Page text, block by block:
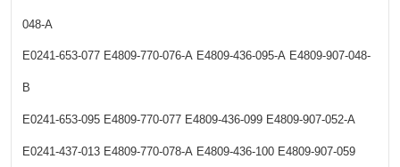
048-A
E0241-653-077 E4809-770-076-A E4809-436-095-A E4809-907-048-
B
E0241-653-095 E4809-770-077 E4809-436-099 E4809-907-052-A
E0241-437-013 E4809-770-078-A E4809-436-100 E4809-907-059